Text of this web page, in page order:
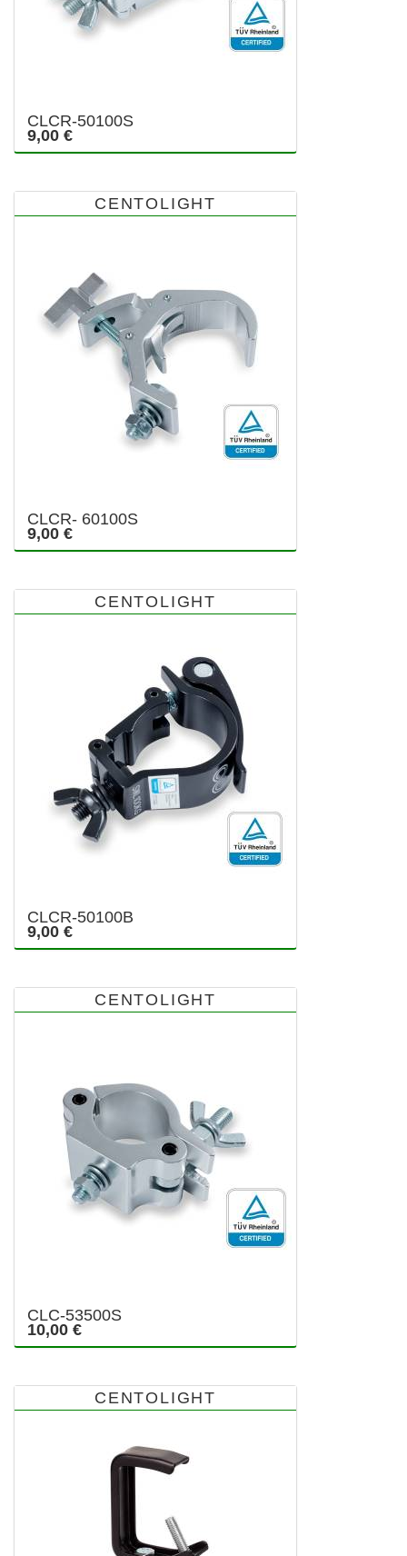
CLCR-50100S
9,00 €
CENTOLIGHT
CLCR- 60100S
9,00 €
CENTOLIGHT
CLCR-50100B
9,00 €
CENTOLIGHT
CLC-53500S
10,00 €
CENTOLIGHT